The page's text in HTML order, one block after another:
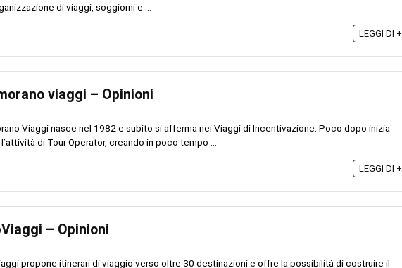
di viaggi, soggiorni e ...
LEGGI DI +
viaggi – Opinioni
Viaggi nasce nel 1982 e subito si afferma nei Viaggi di Incentivazione. Poco dopo inizia
di Tour Operator, creando in poco tempo ...
LEGGI DI +
– Opinioni
propone itinerari di viaggio verso oltre 30 destinazioni e offre la possibilità di costruire il